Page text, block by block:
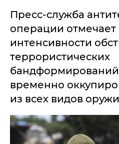
Пресс-служба
операции отмечает
интенсивности
террористических
временно
из всех видов